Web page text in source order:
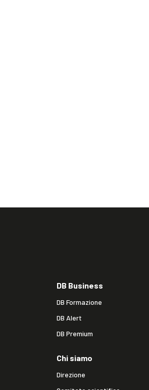
DB Business
DB Formazione
DB Alert
DB Premium
Chi siamo
Direzione